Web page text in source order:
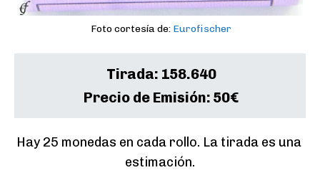
Foto cortesía de: Eurofischer
Tirada: 158.640
Precio de Emisión: 50€
Hay 25 monedas en cada rollo. La tirada es una
estimación.